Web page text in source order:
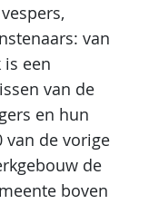
van
is een
van de
en hun
van de vorige
de
boven